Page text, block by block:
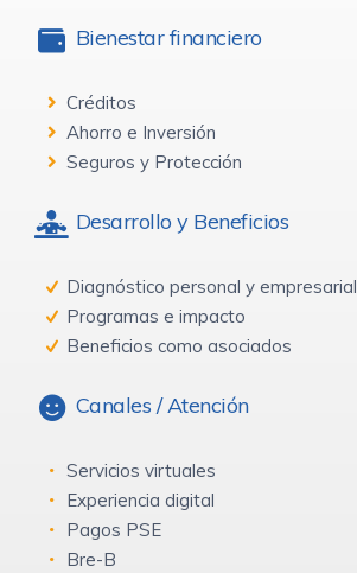
Bienestar financiero
Créditos
Ahorro e Inversión
Seguros y Protección
Desarrollo y Beneficios
Diagnóstico personal y empresarial
Programas e impacto
Beneficios como asociados
Canales / Atención
Servicios virtuales
Experiencia digital
Pagos PSE
Bre-B